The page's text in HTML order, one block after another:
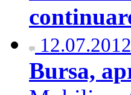
12.07.2012
Bursa,